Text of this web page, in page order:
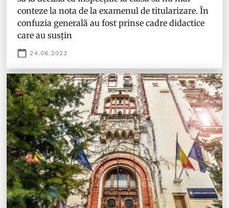
conteze la nota de la examenul de titularizare. În
confuzia generală au fost prinse cadre didactice
care au susțin
24.06.2023